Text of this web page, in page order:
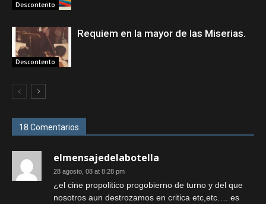
Descontento
Descontento
Requiem en la mayor de las Miserias.
18 Comentarios
elmensajedelabotella
28 agosto, 08 at 8:28 pm
¿el cine propolitico progobierno de turno y del que
nosotros aun destrozamos en critica etc,etc…. es